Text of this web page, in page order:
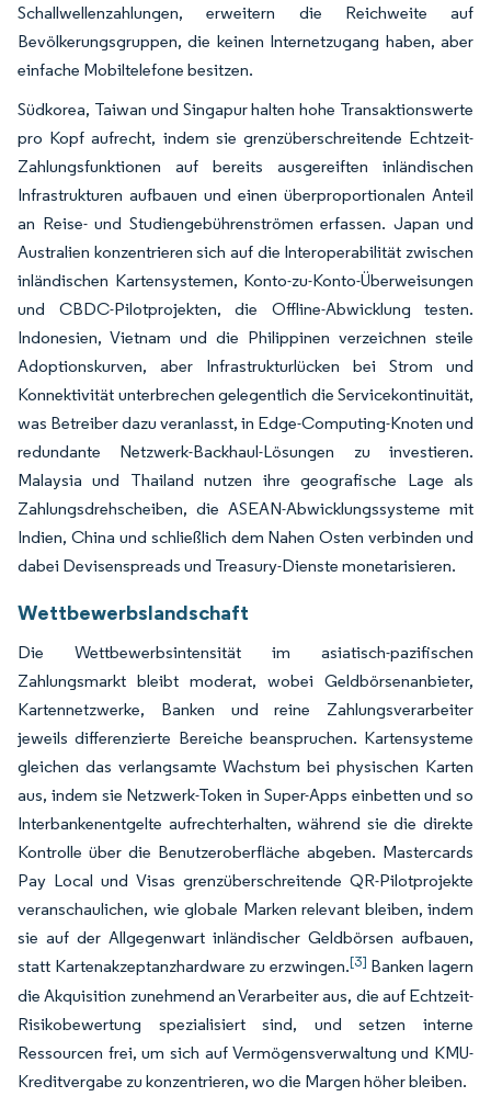
Schallwellenzahlungen, erweitern die Reichweite auf
Bevölkerungsgruppen, die keinen Internetzugang haben, aber
einfache Mobiltelefone besitzen.
Südkorea, Taiwan und Singapur halten hohe Transaktionswerte
pro Kopf aufrecht, indem sie grenzüberschreitende Echtzeit-
Zahlungsfunktionen auf bereits ausgereiften inländischen
Infrastrukturen aufbauen und einen überproportionalen Anteil
an Reise- und Studiengebührenströmen erfassen. Japan und
Australien konzentrieren sich auf die Interoperabilität zwischen
inländischen Kartensystemen, Konto-zu-Konto-Überweisungen
und CBDC-Pilotprojekten, die Offline-Abwicklung testen.
Indonesien, Vietnam und die Philippinen verzeichnen steile
Adoptionskurven, aber Infrastrukturlücken bei Strom und
Konnektivität unterbrechen gelegentlich die Servicekontinuität,
was Betreiber dazu veranlasst, in Edge-Computing-Knoten und
redundante Netzwerk-Backhaul-Lösungen zu investieren.
Malaysia und Thailand nutzen ihre geografische Lage als
Zahlungsdrehscheiben, die ASEAN-Abwicklungssysteme mit
Indien, China und schließlich dem Nahen Osten verbinden und
dabei Devisenspreads und Treasury-Dienste monetarisieren.
Wettbewerbslandschaft
Die Wettbewerbsintensität im asiatisch-pazifischen
Zahlungsmarkt bleibt moderat, wobei Geldbörsenanbieter,
Kartennetzwerke, Banken und reine Zahlungsverarbeiter
jeweils differenzierte Bereiche beanspruchen. Kartensysteme
gleichen das verlangsamte Wachstum bei physischen Karten
aus, indem sie Netzwerk-Token in Super-Apps einbetten und so
Interbankenentgelte aufrechterhalten, während sie die direkte
Kontrolle über die Benutzeroberfläche abgeben. Mastercards
Pay Local und Visas grenzüberschreitende QR-Pilotprojekte
veranschaulichen, wie globale Marken relevant bleiben, indem
sie auf der Allgegenwart inländischer Geldbörsen aufbauen,
statt Kartenakzeptanzhardware zu erzwingen.[3] Banken lagern
die Akquisition zunehmend an Verarbeiter aus, die auf Echtzeit-
Risikobewertung spezialisiert sind, und setzen interne
Ressourcen frei, um sich auf Vermögensverwaltung und KMU-
Kreditvergabe zu konzentrieren, wo die Margen höher bleiben.